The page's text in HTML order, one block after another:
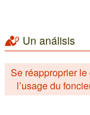
Un análisis
Se réapproprier
l’usage du